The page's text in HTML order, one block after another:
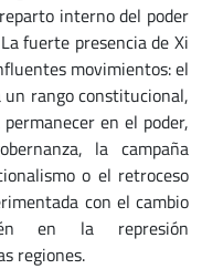
interno del poder
fuerte presencia de Xi
movimientos: el
rango constitucional,
en el poder,
la campaña
o el retroceso
con el cambio
en la represión
regiones.